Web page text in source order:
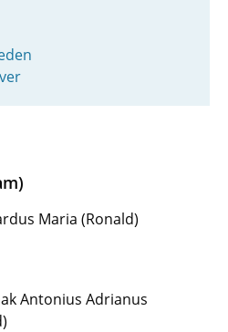
Maria (Ronald)
Antonius Adrianus